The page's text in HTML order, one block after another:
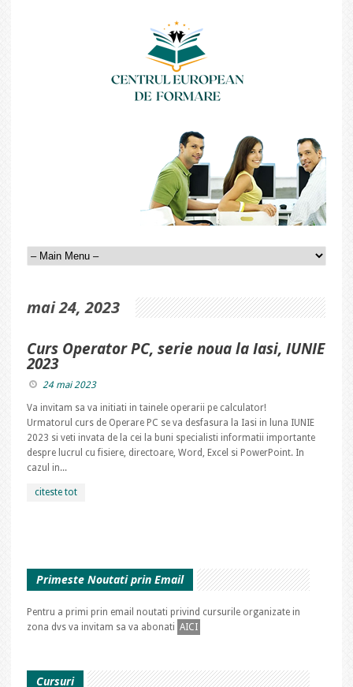
mai 24, 2023
Curs Operator PC, serie noua la Iasi, IUNIE
2023
24 mai 2023
Va invitam sa va initiati in tainele operarii pe calculator!
Urmatorul curs de Operare PC se va desfasura la Iasi in luna IUNIE
2023 si veti invata de la cei la buni specialisti informatii importante
despre lucrul cu fisiere, directoare, Word, Excel si PowerPoint. In
cazul in...
citeste tot
Primeste Noutati prin Email
Pentru a primi prin email noutati privind cursurile organizate in
zona dvs va invitam sa va abonati AICI
Cursuri